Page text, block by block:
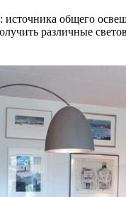
источника общего
различные